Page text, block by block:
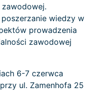
wiedzy w
prowadzenia
zawodowej
6-7 czerwca
ul. Zamenhofa 25